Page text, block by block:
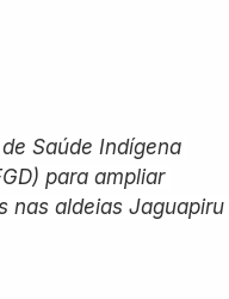
Saúde Indígena
para ampliar
nas aldeias Jaguapiru